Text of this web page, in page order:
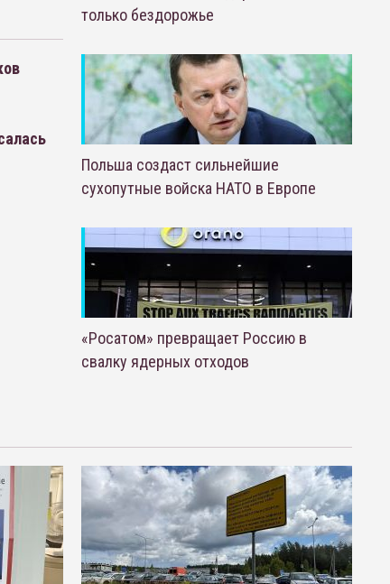
только бездорожье
Польша создаст сильнейшие
сухопутные войска НАТО в Европе
«Росатом» превращает Россию в
свалку ядерных отходов